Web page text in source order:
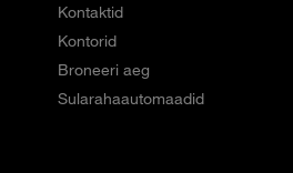
Kontaktid
Kontorid
Broneeri aeg
Sularahaautomaadid